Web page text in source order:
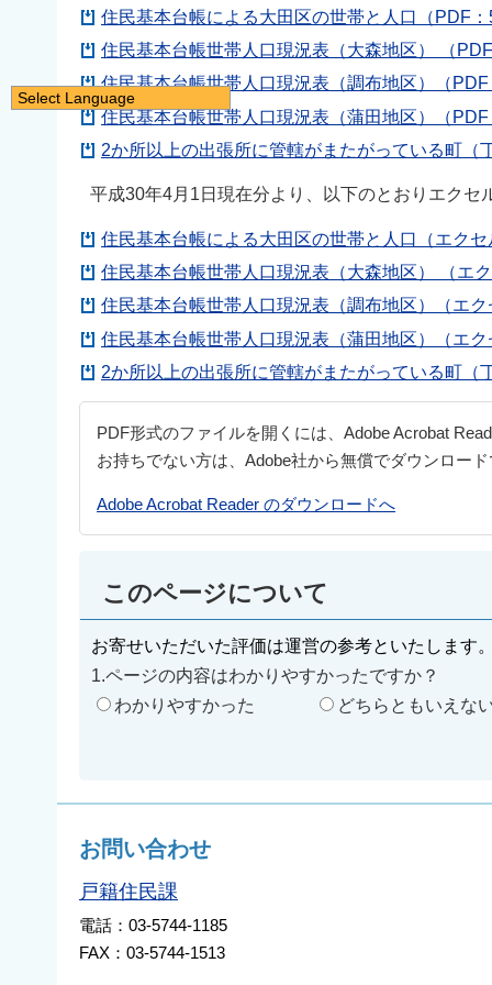
住民基本台帳による大田区の世帯と人口（PDF
住民基本台帳世帯人口現況表（大森地区） （
住民基本台帳世帯人口現況表（調布地区）（
住民基本台帳世帯人口現況表（蒲田地区）（
2か所以上の出張所に管轄がまたがっている町（
平成30年4月1日現在分より、以下のとおりエクセ
住民基本台帳による大田区の世帯と人口（エク
住民基本台帳世帯人口現況表（大森地区） （エ
住民基本台帳世帯人口現況表（調布地区）（エ
住民基本台帳世帯人口現況表（蒲田地区）（エ
2か所以上の出張所に管轄がまたがっている町（
PDF形式のファイルを開くには、Adobe Acrobat
お持ちでない方は、Adobe社から無償でダウンロー
Adobe Acrobat Reader のダウンロードへ
このページについて
お寄せいただいた評価は運営の参考といたします
1.ページの内容はわかりやすかったですか？
わかりやすかった
どちらともいえな
お問い合わせ
戸籍住民課
電話：03-5744-1185
FAX：03-5744-1513
Select Language
繁體中文